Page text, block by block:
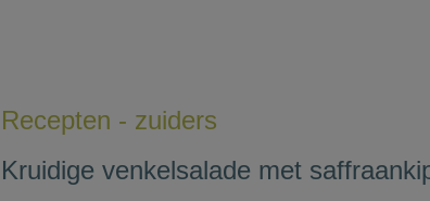
Recepten - zuiders
Kruidige venkelsalade met